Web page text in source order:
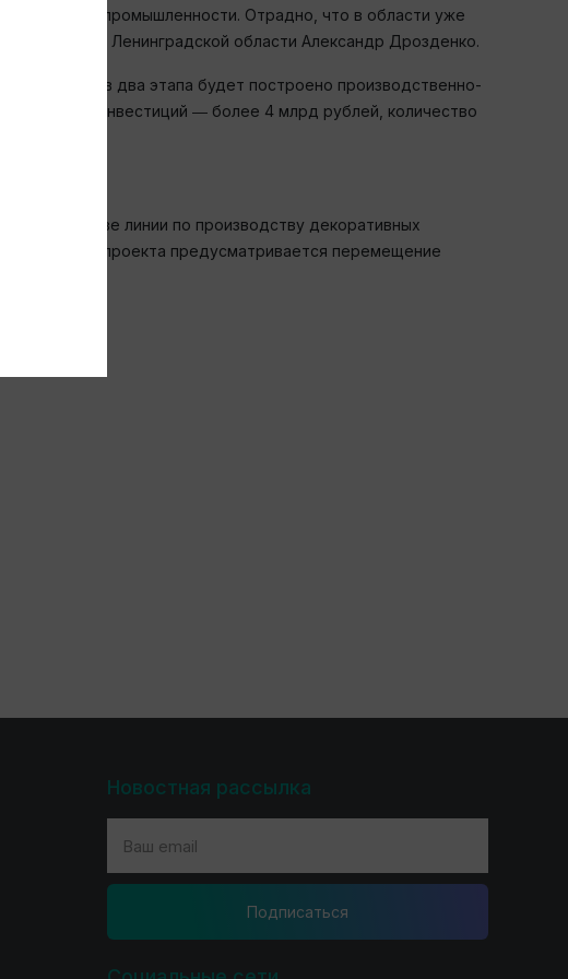
мебельной промышленности. Отрадно, что в области уже
Ленинградской области Александр Дрозденко.
где в два этапа будет построено производственно-
объем инвестиций ― более 4 млрд рублей, количество
две линии по производству декоративных
проекта предусматривается перемещение
Новостная рассылка
Подпиcаться